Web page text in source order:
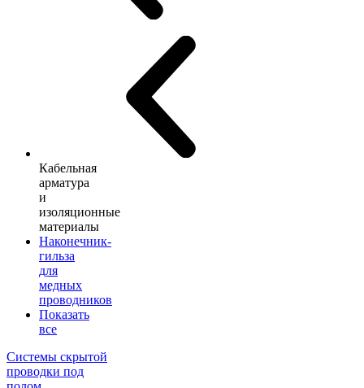
Кабельная
арматура
и
изоляционные
материалы
Наконечник-
гильза
для
медных
проводников
Показать
все
Системы скрытой
проводки под